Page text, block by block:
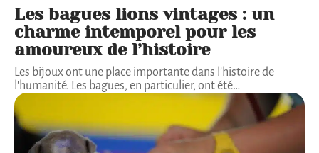
Les bagues lions vintages : un
charme intemporel pour les
amoureux de l’histoire
Les bijoux ont une place importante dans l'histoire de
l'humanité. Les bagues, en particulier, ont été…